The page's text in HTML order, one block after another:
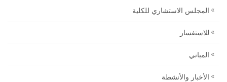
المجلس الاستشاري للكلية
للاستفسار
المباني
الأخبار والأنشطة